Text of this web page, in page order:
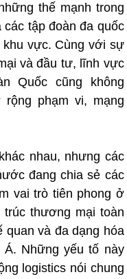
thế mạnh trong
tập đoàn đa quốc
vực. Cùng với sự
và đầu tư, lĩnh vực
Quốc cũng không
phạm vi, mạng
nhau, nhưng các
đang chia sẻ các
vai trò tiên phong ở
trúc thương mại toàn
quan và đa dạng hóa
Á. Những yếu tố này
logistics nói chung